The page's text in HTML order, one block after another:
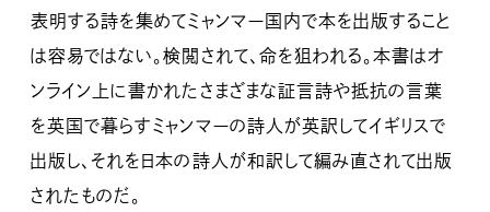
表明する詩を集めてミャンマー国内で本を出版すること
は容易ではない。検閲されて、命を狙われる。本書はオ
ンライン上に書かれたさまざまな証言詩や抵抗の言葉
を英国で暮らすミャンマーの詩人が英訳してイギリスで
出版し、それを日本の詩人が和訳して編み直されて出版
されたものだ。